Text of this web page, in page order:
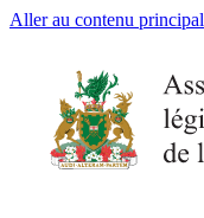
Aller au contenu principal